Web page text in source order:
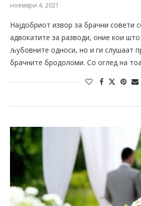
ноември 4, 2021
Најдобриот извор за брачни совети
адвокатите за разводи, оние кои
љубовните односи, но и ги слушаат
брачните бродоломи. Со оглед на